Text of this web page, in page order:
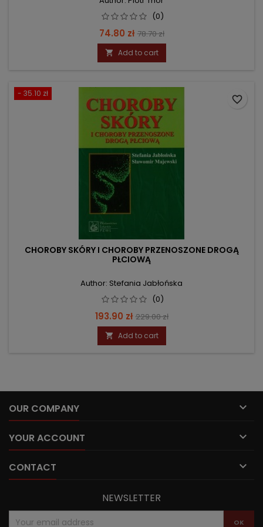
(0)
Price
74.80 zł Regular
price
78.70 zł
 Add to cart
- 35.10 zł
CHOROBY SKÓRY I CHOROBY PRZENOSZONE DROGĄ
PŁCIOWĄ
Author: Stefania Jabłońska
(0)
Price
193.90 zł Regular
price
229.00 zł
 Add to cart
favorite_border
OUR COMPANY 
YOUR ACCOUNT 
CONTACT 
NEWSLETTER